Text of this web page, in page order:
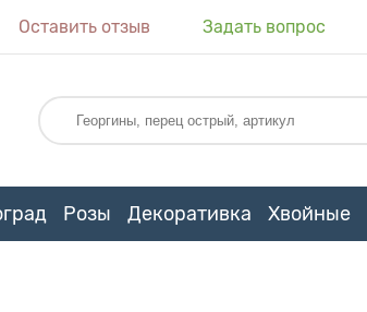
Оставить отзыв Задать вопрос
Розы Декоративка Хвойные